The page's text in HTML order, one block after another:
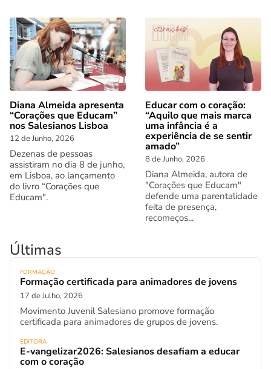
Diana Almeida apresenta
“Corações que Educam”
nos Salesianos Lisboa
12 de Junho, 2026
Dezenas de pessoas
assistiram no dia 8 de junho,
em Lisboa, ao lançamento
do livro “Corações que
Educam".
Educar com o coração:
“Aquilo que mais marca
uma infância é a
experiência de se sentir
amado”
8 de Junho, 2026
Diana Almeida, autora de
"Corações que Educam"
defende uma parentalidade
feita de presença,
recomeços...
Últimas
FORMAÇÃO
Formação certificada para animadores de jovens
17 de Julho, 2026
Movimento Juvenil Salesiano promove formação
certificada para animadores de grupos de jovens.
EDITORA
E-vangelizar2026: Salesianos desafiam a educar
com o coração